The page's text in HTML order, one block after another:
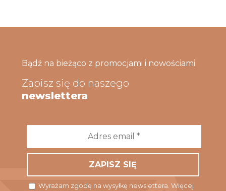
Bądź na bieżąco z promocjami i nowościami
Zapisz się do naszego
newslettera
*
Wyrażam zgodę na wysyłkę newslettera. Więcej